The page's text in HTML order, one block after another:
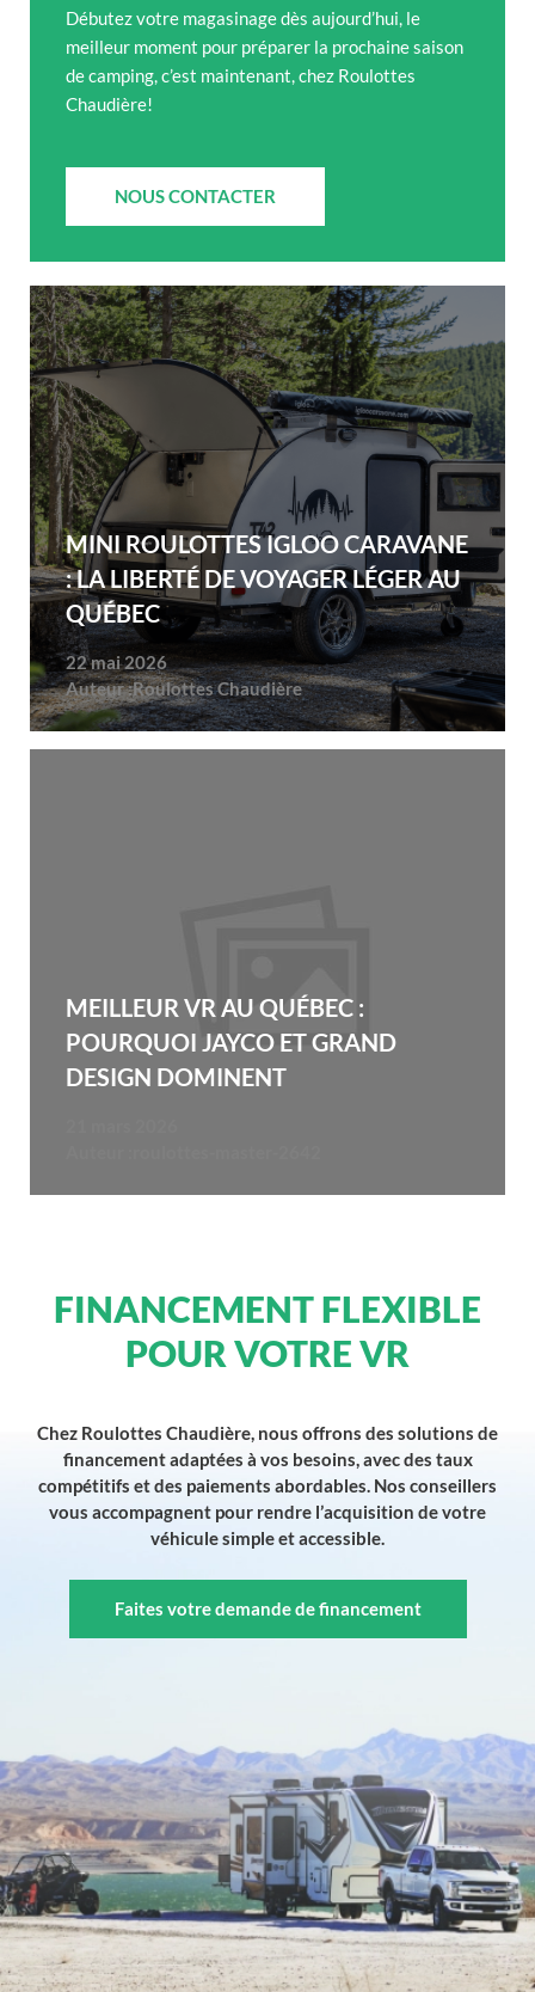
Débutez votre magasinage dès aujourd’hui, le
meilleur moment pour préparer la prochaine saison
de camping, c’est maintenant, chez Roulottes
Chaudière!
NOUS CONTACTER
MINI ROULOTTES IGLOO CARAVANE
: LA LIBERTÉ DE VOYAGER LÉGER AU
QUÉBEC
22 mai 2026
Auteur :Roulottes Chaudière
MEILLEUR VR AU QUÉBEC :
POURQUOI JAYCO ET GRAND
DESIGN DOMINENT
FINANCEMENT FLEXIBLE
POUR VOTRE VR
Chez Roulottes Chaudière, nous offrons des solutions de
financement adaptées à vos besoins, avec des taux
compétitifs et des paiements abordables. Nos conseillers
vous accompagnent pour rendre l’acquisition de votre
véhicule simple et accessible.
Faites votre demande de financement